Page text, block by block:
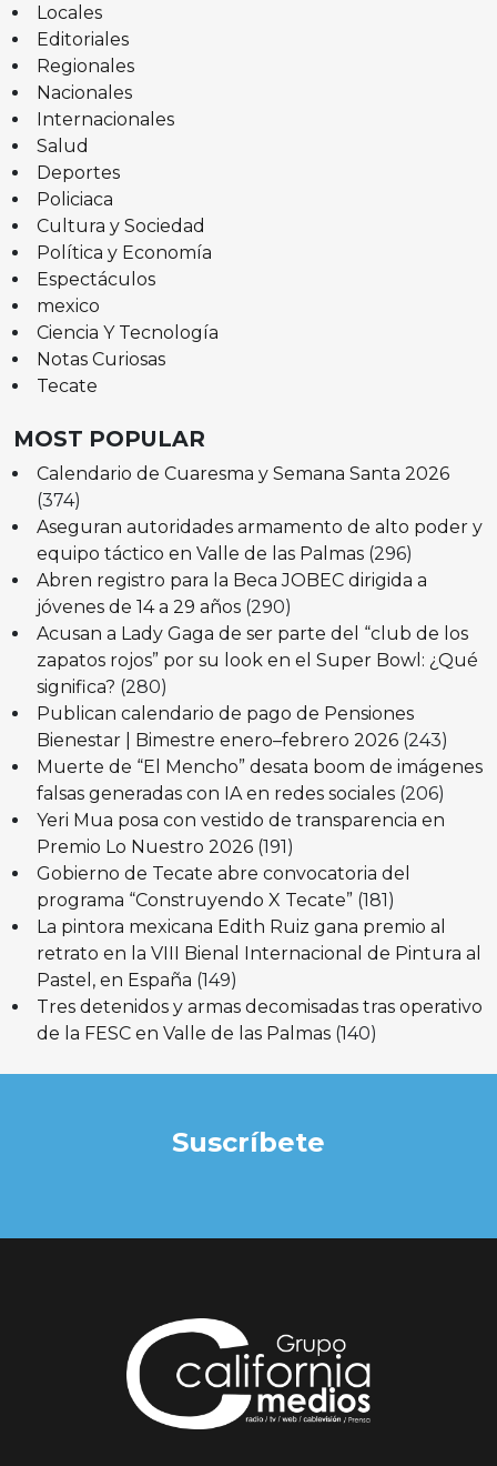
Locales
Editoriales
Regionales
Nacionales
Internacionales
Salud
Deportes
Policiaca
Cultura y Sociedad
Política y Economía
Espectáculos
mexico
Ciencia Y Tecnología
Notas Curiosas
Tecate
MOST POPULAR
Calendario de Cuaresma y Semana Santa 2026
(374)
Aseguran autoridades armamento de alto poder y
equipo táctico en Valle de las Palmas (296)
Abren registro para la Beca JOBEC dirigida a
jóvenes de 14 a 29 años (290)
Acusan a Lady Gaga de ser parte del “club de los
zapatos rojos” por su look en el Super Bowl: ¿Qué
significa? (280)
Publican calendario de pago de Pensiones
Bienestar | Bimestre enero–febrero 2026 (243)
Muerte de “El Mencho” desata boom de imágenes
falsas generadas con IA en redes sociales (206)
Yeri Mua posa con vestido de transparencia en
Premio Lo Nuestro 2026 (191)
Gobierno de Tecate abre convocatoria del
programa “Construyendo X Tecate” (181)
La pintora mexicana Edith Ruiz gana premio al
retrato en la VIII Bienal Internacional de Pintura al
Pastel, en España (149)
Tres detenidos y armas decomisadas tras operativo
de la FESC en Valle de las Palmas (140)
Suscríbete